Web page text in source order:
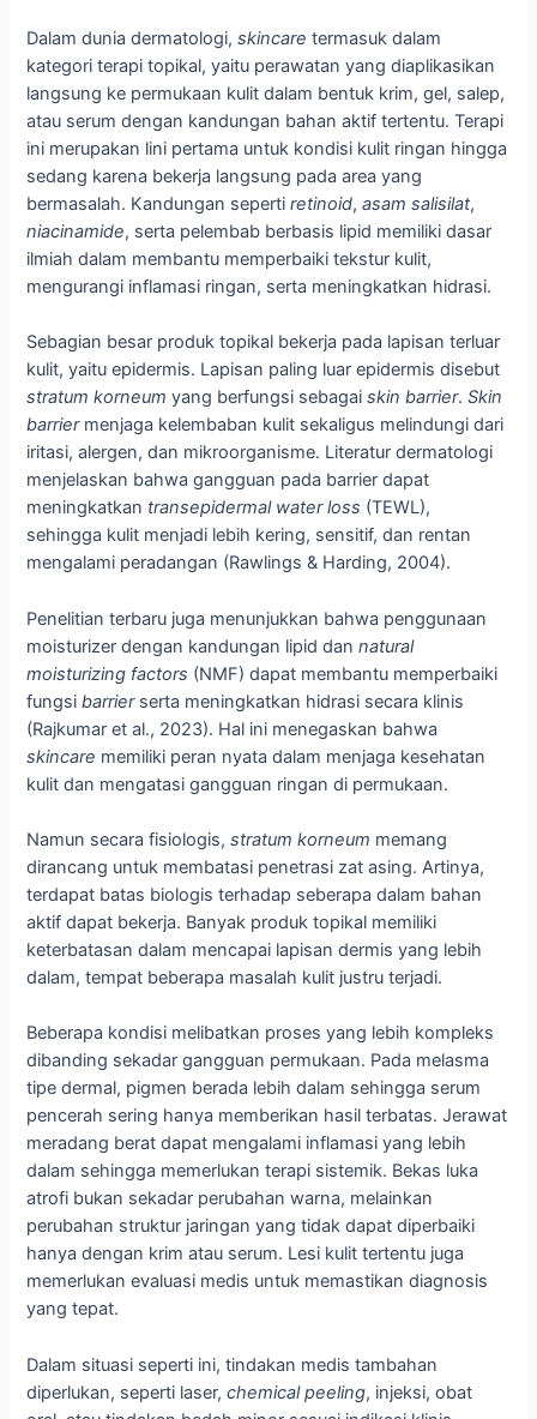
Dalam dunia dermatologi,skincare termasuk dalam
kategori terapi topikal, yaitu perawatan yang diaplikasikan
langsung ke permukaan kulit dalam bentuk krim, gel, salep,
atau serum dengan kandungan bahan aktif tertentu. Terapi
ini merupakan lini pertama untuk kondisi kulit ringan hingga
sedang karena bekerja langsung pada area yang
bermasalah. Kandungan sepertiretinoid,asam salisilat,
niacinamide, serta pelembab berbasis lipid memiliki dasar
ilmiah dalam membantu memperbaiki tekstur kulit,
mengurangi inflamasi ringan, serta meningkatkan hidrasi.
Sebagian besar produk topikal bekerja pada lapisan terluar
kulit, yaitu epidermis. Lapisan paling luar epidermis disebut
stratum korneum yang berfungsi sebagaiskin barrier.Skin
barriermenjaga kelembaban kulit sekaligus melindungi dari
iritasi, alergen, dan mikroorganisme. Literatur dermatologi
menjelaskan bahwa gangguan pada barrier dapat
meningkatkan transepidermal water loss (TEWL),
sehingga kulit menjadi lebih kering, sensitif, dan rentan
mengalami peradangan (Rawlings & Harding, 2004).
Penelitian terbaru juga menunjukkan bahwa penggunaan
moisturizer dengan kandungan lipid dannatural
moisturizing factors (NMF) dapat membantu memperbaiki
fungsibarrierserta meningkatkan hidrasi secara klinis
(Rajkumar et al., 2023). Hal ini menegaskan bahwa
skincare memiliki peran nyata dalam menjaga kesehatan
kulit dan mengatasi gangguan ringan di permukaan.
Namun secara fisiologis,stratum korneum memang
dirancang untuk membatasi penetrasi zat asing. Artinya,
terdapat batas biologis terhadap seberapa dalam bahan
aktif dapat bekerja. Banyak produk topikal memiliki
keterbatasan dalam mencapai lapisan dermis yang lebih
dalam, tempat beberapa masalah kulit justru terjadi.
Beberapa kondisi melibatkan proses yang lebih kompleks
dibanding sekadar gangguan permukaan. Pada melasma
tipe dermal, pigmen berada lebih dalam sehingga serum
pencerah sering hanya memberikan hasil terbatas. Jerawat
meradang berat dapat mengalami inflamasi yang lebih
dalam sehingga memerlukan terapi sistemik. Bekas luka
atrofi bukan sekadar perubahan warna, melainkan
perubahan struktur jaringan yang tidak dapat diperbaiki
hanya dengan krim atau serum. Lesi kulit tertentu juga
memerlukan evaluasi medis untuk memastikan diagnosis
yang tepat.
Dalam situasi seperti ini, tindakan medis tambahan
diperlukan, seperti laser,chemical peeling, injeksi, obat